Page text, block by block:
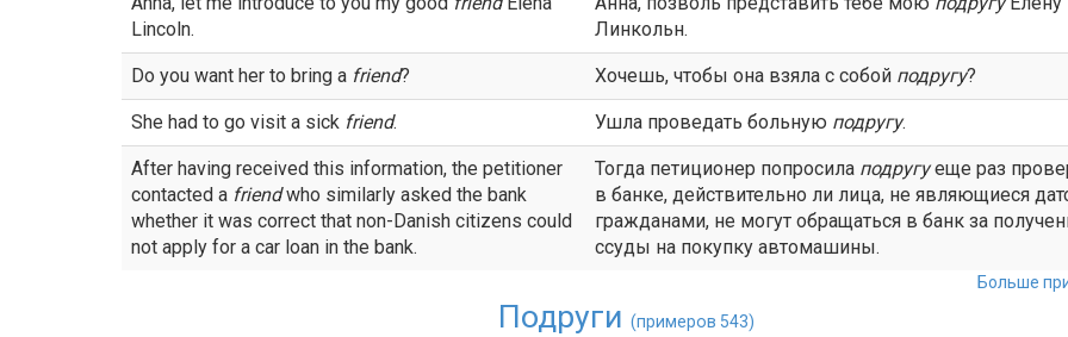
Lincoln.
Линкольн.
Do you want her to bring a friend? Хочешь, чтобы она взяла с собой подругу?
She had to go visit a sick friend. Ушла проведать больную подругу.
After having received this information, the petitioner
contacted a friendwho similarly asked the bank
whether it was correct that non-Danish citizens could
not apply for a car loan in the bank.
Тогда петиционер попросила подругуеще раз
в банке, действительно ли лица, не являющиеся
гражданами, не могут обращаться в банк за
ссуды на покупку автомашины.
Больше
Подруги(примеров 543)